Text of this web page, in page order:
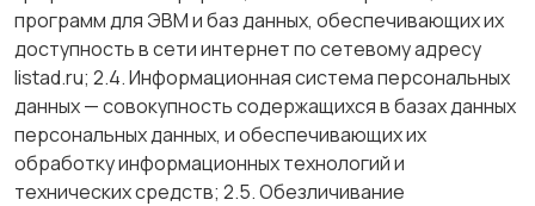
программ для ЭВМ и баз данных, обеспечивающих их
доступность в сети интернет по сетевому адресу
listad.ru; 2.4. Информационная система персональных
данных — совокупность содержащихся в базах данных
персональных данных, и обеспечивающих их
обработку информационных технологий и
технических средств; 2.5. Обезличивание